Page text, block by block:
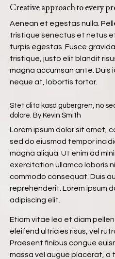
Creative approach to every
Aenean et egestas nulla.
tristique senectus et netus
turpis egestas. Fusce
tristique, justo elit blandit
magna accumsan ante. Duis
neque at, lobortis tortor.
Stet clita kasd gubergren, no
dolore. By Kevin Smith
Lorem ipsum dolor sit amet,
sed do eiusmod tempor
magna aliqua. Ut enim ad
exercitation ullamco laboris
commodo consequat. Duis
reprehenderit. Lorem ipsum
adipiscing elit.
Etiam vitae leo et diam
eleifend ultricies risus, vel
Praesent finibus congue
massa vel augue placerat, a